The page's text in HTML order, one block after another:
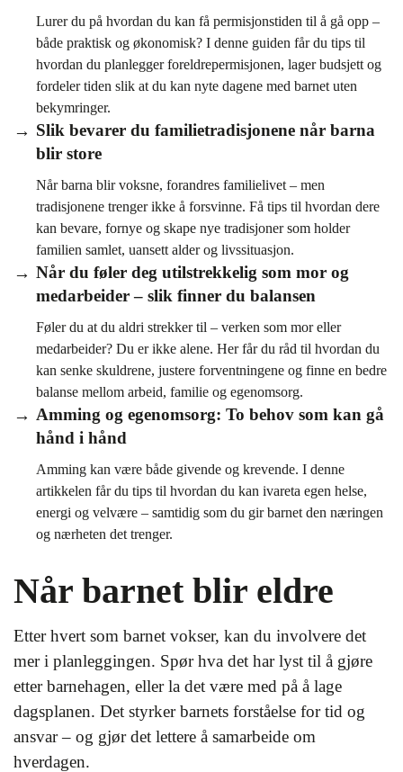
Lurer du på hvordan du kan få permisjonstiden til å gå opp –
både praktisk og økonomisk? I denne guiden får du tips til
hvordan du planlegger foreldrepermisjonen, lager budsjett og
fordeler tiden slik at du kan nyte dagene med barnet uten
bekymringer.
Slik bevarer du familietradisjonene når barna
blir store
Når barna blir voksne, forandres familielivet – men
tradisjonene trenger ikke å forsvinne. Få tips til hvordan dere
kan bevare, fornye og skape nye tradisjoner som holder
familien samlet, uansett alder og livssituasjon.
Når du føler deg utilstrekkelig som mor og
medarbeider – slik finner du balansen
Føler du at du aldri strekker til – verken som mor eller
medarbeider? Du er ikke alene. Her får du råd til hvordan du
kan senke skuldrene, justere forventningene og finne en bedre
balanse mellom arbeid, familie og egenomsorg.
Amming og egenomsorg: To behov som kan gå
hånd i hånd
Amming kan være både givende og krevende. I denne
artikkelen får du tips til hvordan du kan ivareta egen helse,
energi og velvære – samtidig som du gir barnet den næringen
og nærheten det trenger.
Når barnet blir eldre
Etter hvert som barnet vokser, kan du involvere det
mer i planleggingen. Spør hva det har lyst til å gjøre
etter barnehagen, eller la det være med på å lage
dagsplanen. Det styrker barnets forståelse for tid og
ansvar – og gjør det lettere å samarbeide om
hverdagen.